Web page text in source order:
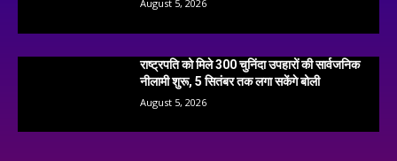
August 5, 2026
राष्ट्रपति को मिले 300 चुनिंदा उपहारों की सार्वजनिक
नीलामी शुरू, 5 सितंबर तक लगा सकेंगे बोली
August 5, 2026